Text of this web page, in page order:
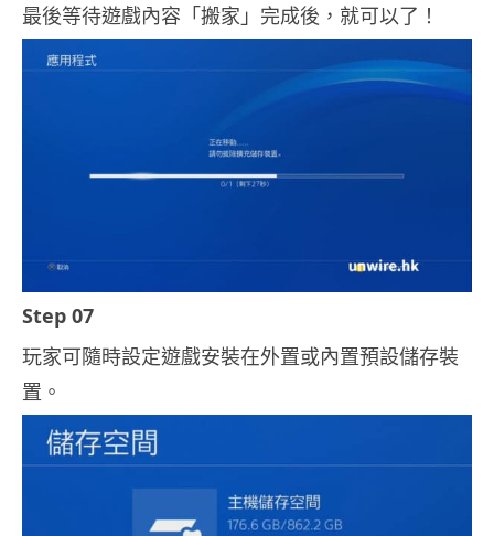
最後等待遊戲內容「搬家」完成後，就可以了！
Step 07
玩家可隨時設定遊戲安裝在外置或內置預設儲存裝
置。